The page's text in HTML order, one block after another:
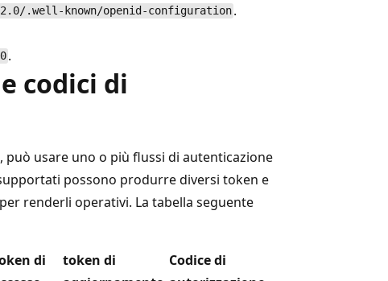
.well-known/openid-configuration .
.
codici di
usare uno o più flussi di autenticazione
possono produrre diversi token e
renderli operativi. La tabella seguente
di
token di
Codice di